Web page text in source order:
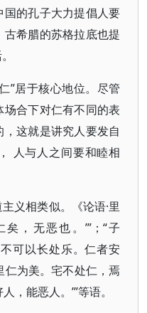
的孔子大力提倡人要
希腊的苏格拉底也提
”居于核心地位。尽管
场合下对仁有不同的表
这就是讲究人要发自
人与人之间要和睦相
义相类似。《论语·里
，无恶也。’”；“子
可以长处乐。仁者安
仁为美。宅不处仁，焉
，能恶人。’”等语。